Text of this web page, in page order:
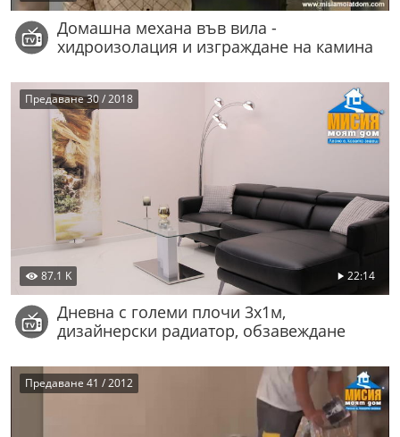
Домашна механа във вила -
хидроизолация и изграждане на камина
87.1 K 22:14
Предаване 30 / 2018
Дневна с големи плочи 3x1м,
дизайнерски радиатор, обзавеждане
Предаване 41 / 2012